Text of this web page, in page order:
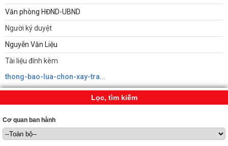
Văn phòng HĐND-UBND
Người ký duyệt
Nguyễn Văn Liệu
Tài liệu đính kèm
thong-bao-lua-chon-xay-tram-bom-phuong-ky.signed638983711099219920.pdf
Lọc, tìm kiếm
Cơ quan ban hành